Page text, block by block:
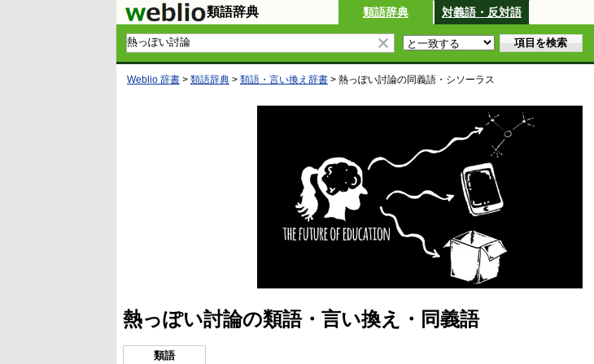
類語辞典 類語辞典 対義語・反対語
Weblio 辞書 > 類語辞典 > 類語・言い換え辞書 > 熱っぽい討論の同義語・シソーラス
熱っぽい討論の類語・言い換え・同義語
類語